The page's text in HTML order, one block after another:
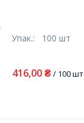
Упак.: 100 шт
416,00 ₴/ 100 шт